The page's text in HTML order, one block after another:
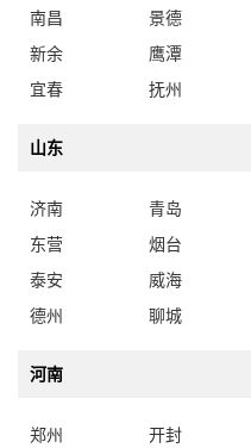
南昌 景德
新余
鹰潭
宜春
抚州
山东
济南 青岛
东营
烟台
泰安
威海
德州
聊城
河南
郑州 开封